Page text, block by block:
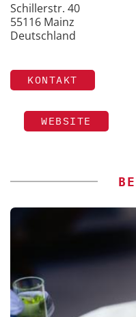
Schillerstr. 40
55116 Mainz
Deutschland
KONTAKT
WEBSITE